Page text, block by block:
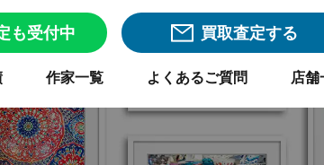
も受付中 買取査定する
作家一覧 よくあるご質問 店舗